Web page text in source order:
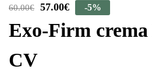
60.00€ 57.00€ -5%
Exo-Firm crema
CV